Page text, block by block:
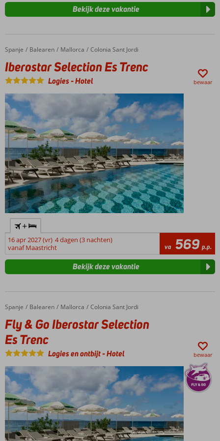
Bekijk deze vakantie
Home
Spanje Balearen Mallorca Colonia Sant Jordi
Iberostar Selection Es Trenc
Iberostar Selection Es Trenc
Logies-Hotel bewaar
+
16 apr 2027 (vr) 4 dagen (3 nachten)
vanaf Maastricht
va 569 p.p.
Bekijk deze vakantie
Home
Spanje Balearen Mallorca Colonia Sant Jordi
Fly & Go Iberostar Selection Es Trenc
Fly & Go Iberostar Selection
Es Trenc
Logies en ontbijt-Hotel bewaar